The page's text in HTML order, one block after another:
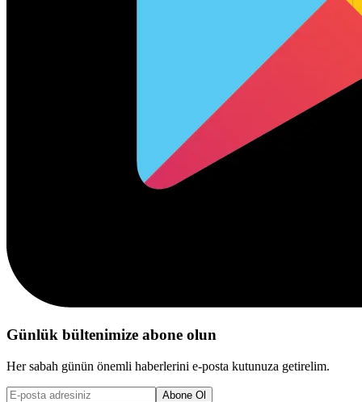
Günlük bültenimize abone olun
Her sabah günün önemli haberlerini e-posta kutunuza getirelim.
Abone Ol